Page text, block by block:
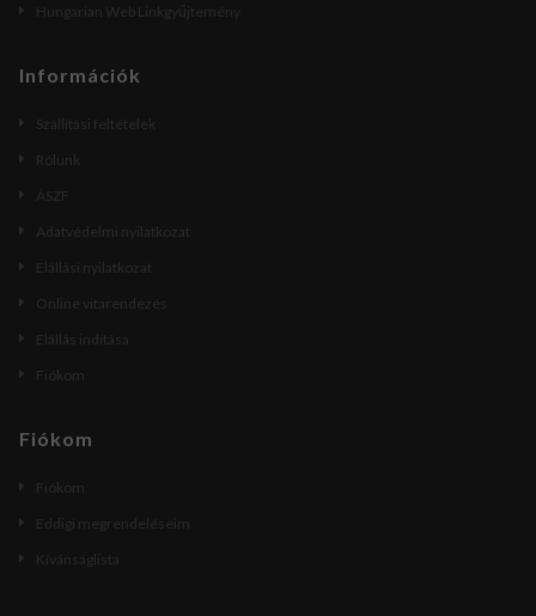
Hungarian Web Linkgyűjtemény
Információk
Szállítási feltételek
Rólunk
ÁSZF
Adatvédelmi nyilatkozat
Elállási nyilatkozat
Online vitarendezés
Elállás indítása
Fiókom
Fiókom
Fiókom
Eddigi megrendeléseim
Kívánságlista